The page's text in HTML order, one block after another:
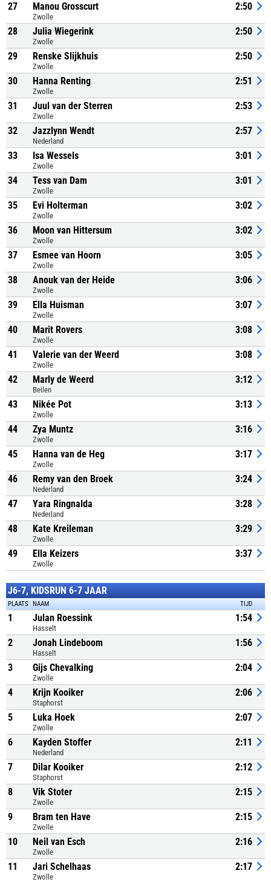
27 Manou Grosscurt
Zwolle
2:50
28 Julia Wiegerink
Zwolle
2:50
29 Renske Slijkhuis
Zwolle
2:50
30 Hanna Renting
Zwolle
2:51
31 Juul van der Sterren
Zwolle
2:53
32 Jazzlynn Wendt
Nederland
2:57
33 Isa Wessels
Zwolle
3:01
34 Tess van Dam
Zwolle
3:01
35 Evi Holterman
Zwolle
3:02
36 Moon van Hittersum
Zwolle
3:02
37 Esmee van Hoorn
Zwolle
3:05
38 Anouk van der Heide
Zwolle
3:06
39 Ella Huisman
Zwolle
3:07
40 Marit Rovers
Zwolle
3:08
41 Valerie van der Weerd
Zwolle
3:08
42 Marly de Weerd
Beilen
3:12
43 Nikée Pot
Zwolle
3:13
44 Zya Muntz
Zwolle
3:16
45 Hanna van de Heg
Zwolle
3:17
46 Remy van den Broek
Nederland
3:24
47 Yara Ringnalda
Nederland
3:28
48 Kate Kreileman
Zwolle
3:29
49 Ella Keizers
Zwolle
3:37
J6-7, KIDSRUN 6-7 JAAR
PLAATS NAAM TIJD
1 Julan Roessink
Hasselt
1:54
2 Jonah Lindeboom
Hasselt
1:56
3 Gijs Chevalking
Zwolle
2:04
4 Krijn Kooiker
Staphorst
2:06
5 Luka Hoek
Zwolle
2:07
6 Kayden Stoffer
Nederland
2:11
7 Dilar Kooiker
Staphorst
2:12
8 Vik Stoter
Zwolle
2:15
9 Bram ten Have
Zwolle
2:15
10 Neil van Esch
Zwolle
2:16
11 Jari Schelhaas
Zwolle
2:17